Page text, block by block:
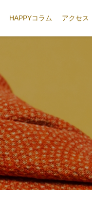
HAPPYコラム アクセス